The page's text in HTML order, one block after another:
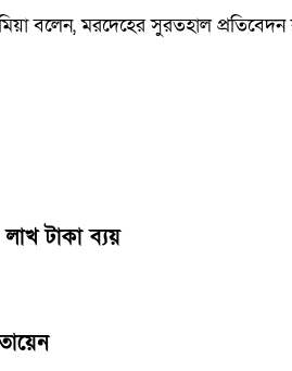
বলেন, মরদেহের সুরতহাল
টাকা ব্যয়